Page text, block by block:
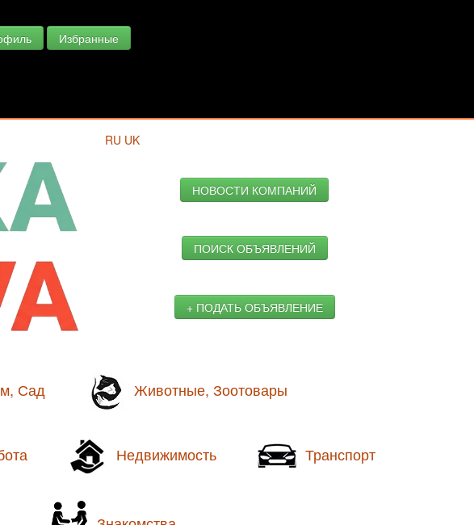
Избранные
RU UK
НОВОСТИ КОМПАНИЙ
ПОИСК ОБЪЯВЛЕНИЙ
+ ПОДАТЬ ОБЪЯВЛЕНИЕ
Сад Животные, Зоотовары
Недвижимость Транспорт